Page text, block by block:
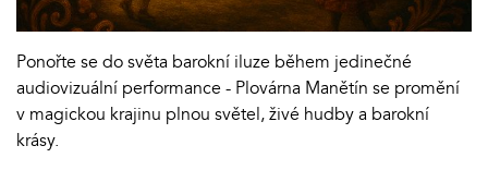
Ponořte se do světa barokní iluze během jedinečné
audiovizuální performance - Plovárna Manětín se promění
v magickou krajinu plnou světel, živé hudby a barokní
krásy.